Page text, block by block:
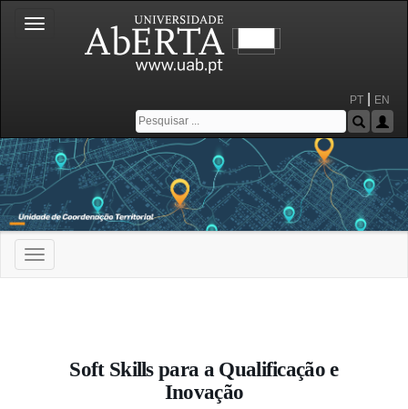
Toggle
navigation
PT EN
Toggle
navigation
Soft Skills para a Qualificação e
Inovação